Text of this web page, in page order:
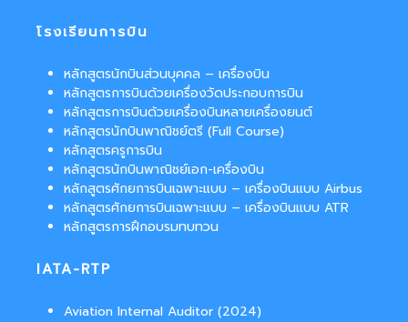
โรงเรียนการบิน
หลักสูตรนักบินส่วนบุคคล – เครื่องบิน
หลักสูตรการบินด้วยเครื่องวัดประกอบการบิน
หลักสูตรการบินด้วยเครื่องบินหลายเครื่องยนต์
หลักสูตรนักบินพาณิชย์ตรี (Full Course)
หลักสูตรครูการบิน
หลักสูตรนักบินพาณิชย์เอก-เครื่องบิน
หลักสูตรศักยการบินเฉพาะแบบ – เครื่องบินแบบ Airbus
หลักสูตรศักยการบินเฉพาะแบบ – เครื่องบินแบบ ATR
หลักสูตรการฝึกอบรมทบทวน
IATA-RTP
Aviation Internal Auditor (2024)